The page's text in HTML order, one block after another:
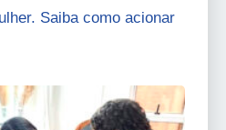
Saiba como acionar